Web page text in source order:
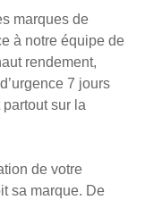
marques de
à notre équipe de
rendement,
7 jours
partout sur la
de votre
sa marque. De